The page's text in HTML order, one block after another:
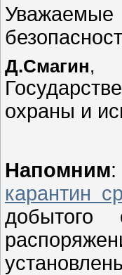
Д.Смагин,
охраны и
Напомним
карантин